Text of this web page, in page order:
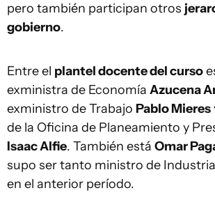
pero también participan otros
gobierno.
Entre el plantel docente del curso
exministra de Economía Azucena
exministro de Trabajo Pablo Mieres
de la Oficina de Planeamiento y
Isaac Alfie. También está Omar
supo ser tanto ministro de
en el anterior período.